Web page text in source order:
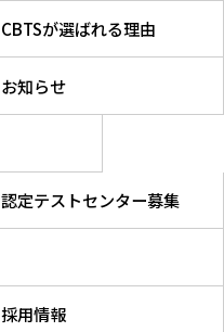
CBTSが選ばれる理由
お知らせ
認定テストセンター募集
採用情報